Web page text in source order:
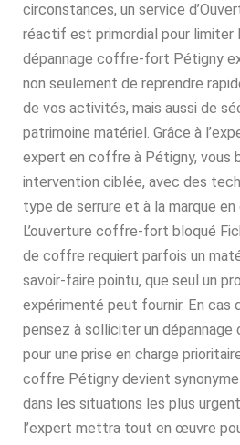
circonstances, un service
réactif est primordial pour limiter
dépannage coffre-fort Pétigny
non seulement de reprendre
de vos activités, mais aussi de
patrimoine matériel. Grâce à
expert en coffre à Pétigny, vous
intervention ciblée, avec des
type de serrure et à la marque en
L’ouverture coffre-fort bloqué
de coffre requiert parfois un
savoir-faire pointu, que seul un
expérimenté peut fournir. En cas
pensez à solliciter un
pour une prise en charge
coffre Pétigny devient
dans les situations les plus
l’expert mettra tout en œuvre